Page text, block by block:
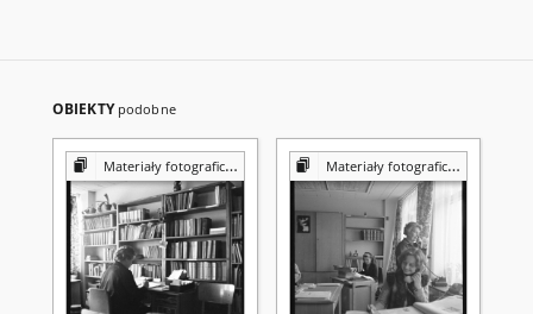
OBIEKTY podobne
Materiały fotograficzne z Pracowni Reprografii Biblioteki UMCS Materiały fotograficzne z Pracowni Reprografii Biblioteki UMCS